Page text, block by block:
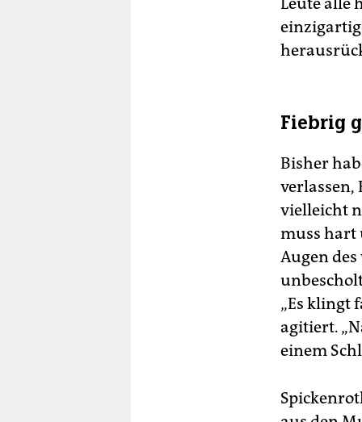
Fiebrig
Bisher
verlassen,
vielleicht
muss hart
Augen
„Es klingt
agitiert.
einem